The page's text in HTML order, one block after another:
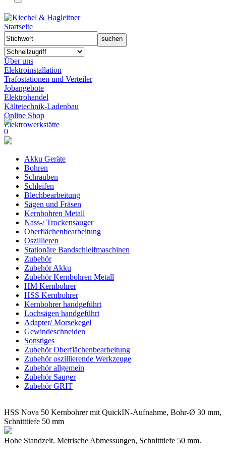
Startseite
Über uns
Elektroinstallation
Trafostationen und Verteiler
Jobangebote
Elektrohandel
Kältetechnik-Ladenbau
Online Shop
Elektrowerkstätte
0
Akku Geräte
Bohren
Schrauben
Schleifen
Blechbearbeitung
Sägen und Fräsen
Kernbohren Metall
Nass-/ Trockensauger
Oberflächenbearbeitung
Oszillieren
Stationäre Bandschleifmaschinen
Zubehör
Zubehör Akku
Zubehör Kernbohren Metall
HM Kernbohrer
HSS Kernbohrer
Kernbohrer handgeführt
Lochsägen handgeführt
Adapter/ Morsekegel
Gewindeschneiden
Sonstiges
Zubehör Oberflächenbearbeitung
Zubehör oszillierende Werkzeuge
Zubehör allgemein
Zubehör Sauger
Zubehör GRIT
HSS Nova 50 Kernbohrer mit QuickIN-Aufnahme, Bohr-Ø 30 mm,
Schnitttiefe 50 mm
Hohe Standzeit. Metrische Abmessungen, Schnitttiefe 50 mm.